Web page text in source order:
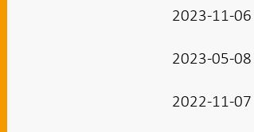
2023-11-06
2023-05-08
2022-11-07